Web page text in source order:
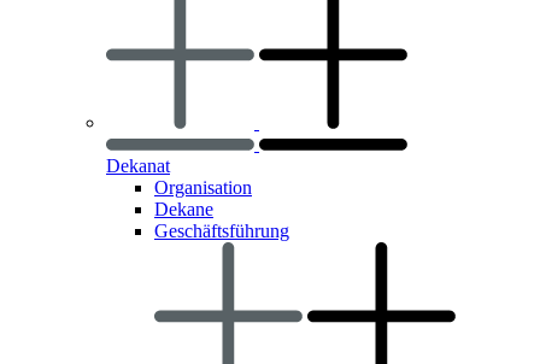
Dekanat
Organisation
Dekane
Geschäftsführung